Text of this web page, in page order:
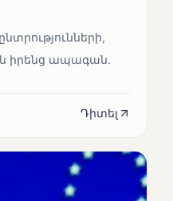
իրենց ապագան.
Դիտել